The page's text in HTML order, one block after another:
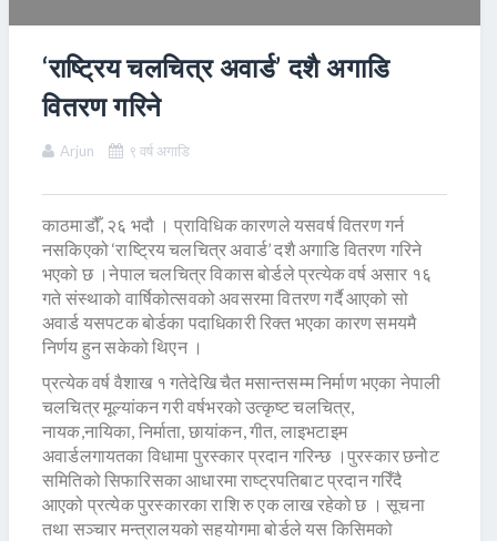
‘राष्ट्रिय चलचित्र अवार्ड’ दशै अगाडि
वितरण गरिने
Arjun ९ वर्ष अगाडि
काठमाडौँ, २६ भदौ । प्राविधिक कारणले यसवर्ष वितरण गर्न
नसकिएको ‘राष्ट्रिय चलचित्र अवार्ड’ दशै अगाडि वितरण गरिने
भएको छ ।नेपाल चलचित्र विकास बोर्डले प्रत्येक वर्ष असार १६
गते संस्थाको वार्षिकोत्सवको अवसरमा वितरण गर्दै आएको सो
अवार्ड यसपटक बोर्डका पदाधिकारी रिक्त भएका कारण समयमै
निर्णय हुन सकेको थिएन ।
प्रत्येक वर्ष वैशाख १ गतेदेखि चैत मसान्तसम्म निर्माण भएका नेपाली
चलचित्र मूल्यांकन गरी वर्षभरको उत्कृष्ट चलचित्र,
नायक,नायिका, निर्माता, छायांकन, गीत, लाइभटाइम
अवार्डलगायतका विधामा पुरस्कार प्रदान गरिन्छ ।पुरस्कार छनोट
समितिको सिफारिसका आधारमा राष्ट्रपतिबाट प्रदान गरिँदै
आएको प्रत्येक पुरस्कारका राशि रु एक लाख रहेको छ । सूचना
तथा सञ्चार मन्त्रालयको सहयोगमा बोर्डले यस किसिमको